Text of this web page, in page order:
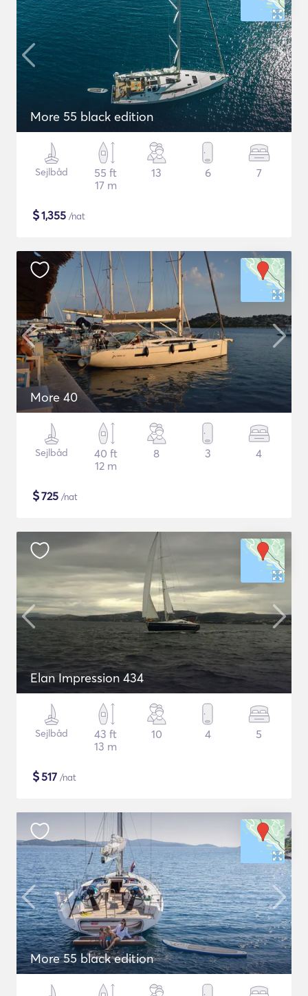
More 55 black edition
Sejlbåd
55 ft
17 m
13 6 7
$1,355 /nat
More 40
Sejlbåd
40 ft
12 m
8 3 4
$725 /nat
Elan Impression 434
Sejlbåd
43 ft
13 m
10 4 5
$517 /nat
More 55 black edition